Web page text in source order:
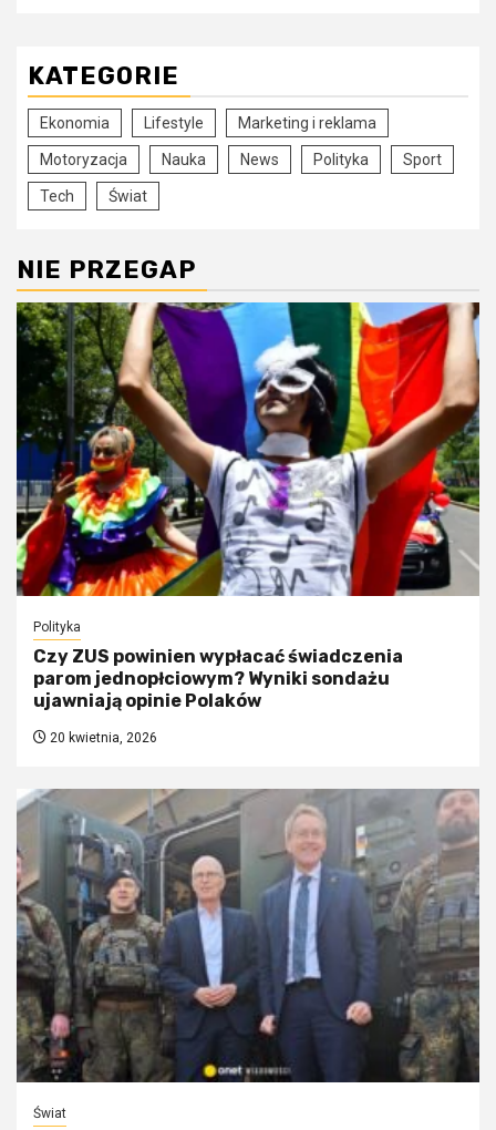
KATEGORIE
Ekonomia Lifestyle Marketing i reklama
Motoryzacja Nauka News Polityka Sport
Tech Świat
NIE PRZEGAP
Polityka
Czy ZUS powinien wypłacać świadczenia
parom jednopłciowym? Wyniki sondażu
ujawniają opinie Polaków
20 kwietnia, 2026
Świat